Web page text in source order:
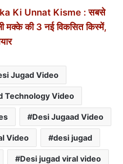
Ki Unnat Kisme : सबसे
मक्के की 3 नई विकसित किस्में,
Jugad Video
Technology Video
Desi Jugaad Video
Video desi jugad
Desi jugad viral video